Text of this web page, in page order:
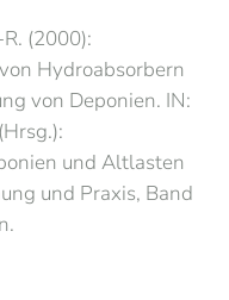
(2000):
Hydroabsorbern
von Deponien. IN:
und Altlasten
und Praxis, Band